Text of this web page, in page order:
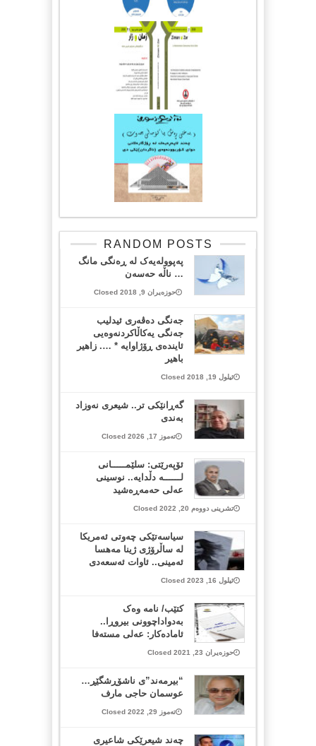
RANDOM POSTS
پەپوولەیەک لە ڕەنگی مانگ
… ناڵە حەسەن
حوزەیران 9, 2018 Closed
جەنگی دەڤەری ئیدلیب
جەنگی یەکاڵاکردنەوەیی
ئایندەی ڕۆژاوایە * …. زاهیر
باهیر
ئیلول 19, 2018 Closed
گەڕانێکی تر.. شیعری نەوزاد
بەندی
تەموز 17, 2026 Closed
ئۆپەرێتی: سلێمـــــانی
لــــــە دڵدایە.. نوسینی
عەلی حەمەڕەشید
تشرینی دووەم 20, 2022 Closed
سیاسەتێکی چەوتی ئەمریکا
لە ساڵرۆژی ژینا مەهسا
ئەمینی.. ئاوات ئەسعەدی
ئیلول 16, 2023 Closed
کتێب/ نامە وەک
بەدواداچوونی بیروڕا..
ئامادەکار: عەلی مستەفا
حوزەیران 23, 2021 Closed
“بیرمەند”ی ناشۆڕشگێڕ…
عوسمان حاجی مارف
تەموز 29, 2022 Closed
چه‌ند شیعرێكی شاعیری